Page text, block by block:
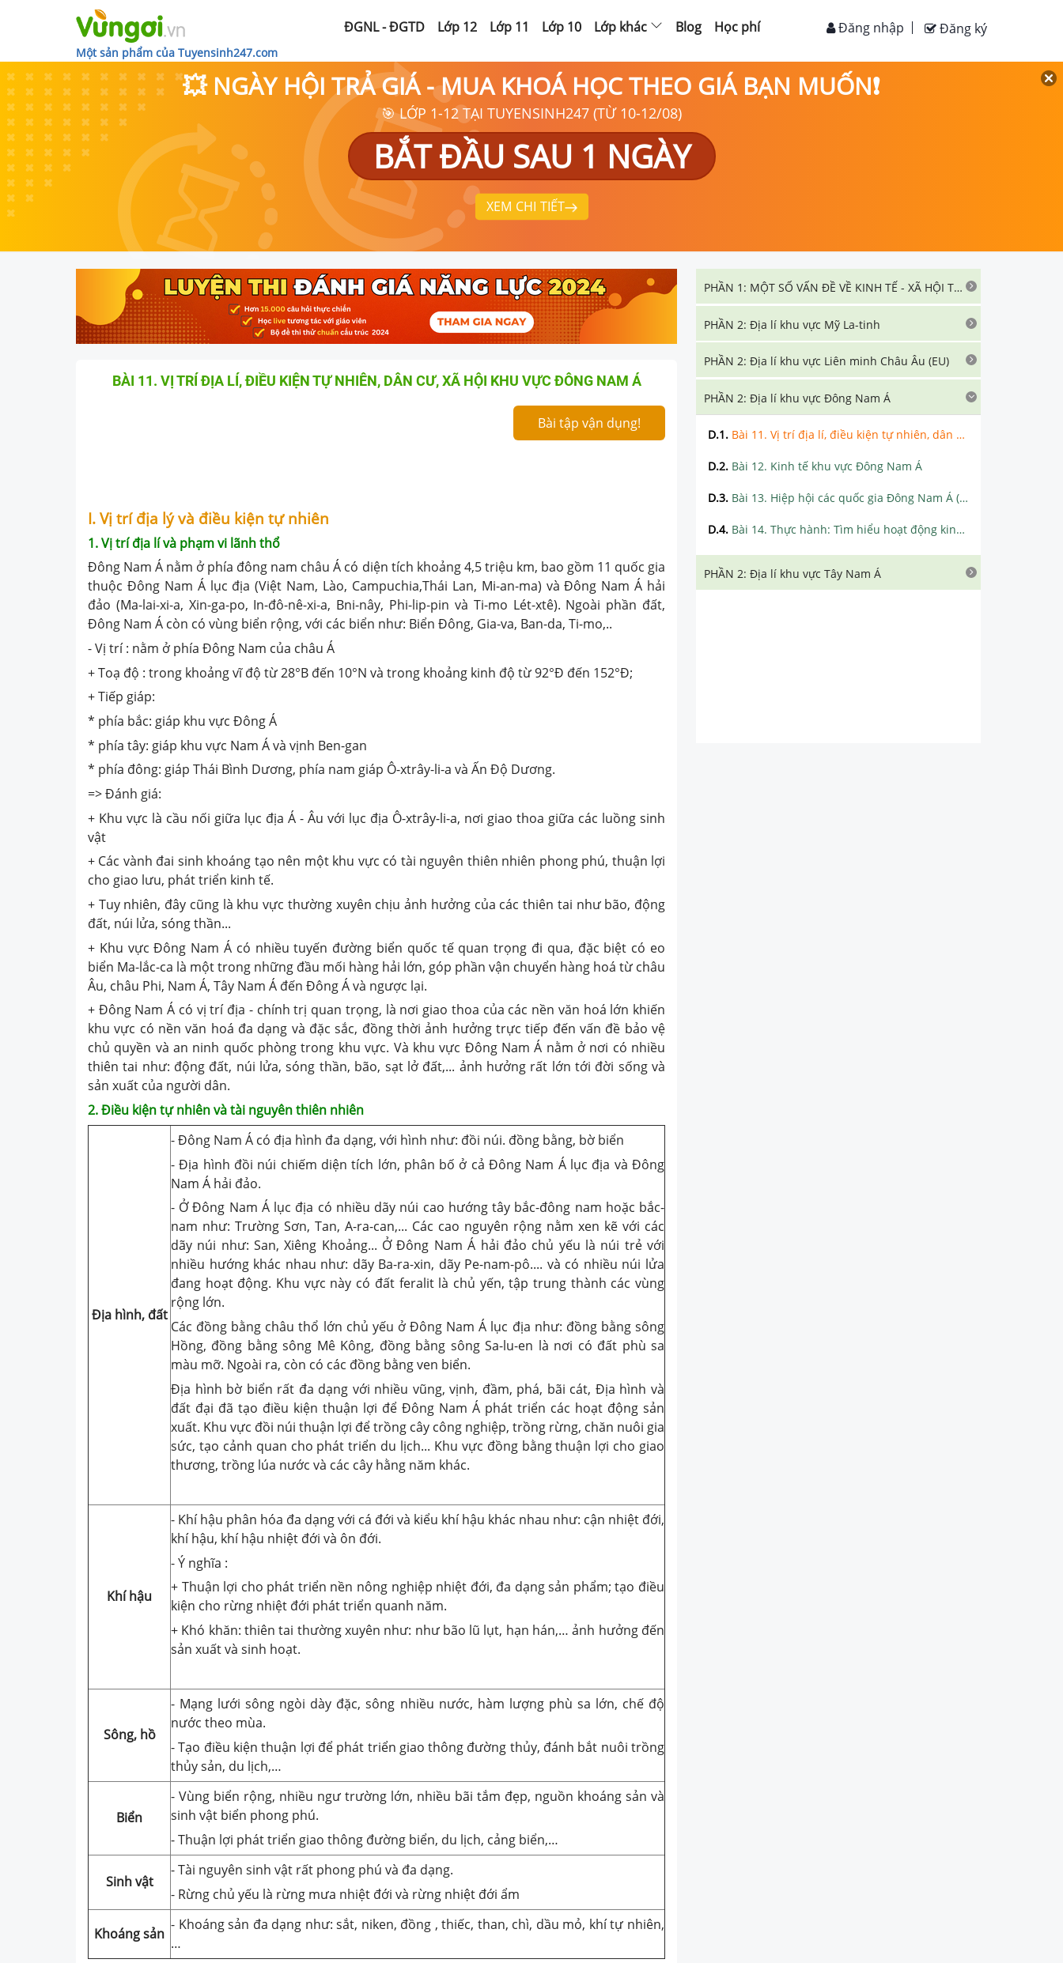
Một sản phẩm của Tuyensinh247.com
ĐGNL - ĐGTD Lớp 12 Lớp 11 Lớp 10 Lớp khác Blog Học phí Đăng ký
Đăng nhập
💥 NGÀY HỘI TRẢ GIÁ - MUA KHOÁ HỌC THEO GIÁ BẠN MUỐN❗
🎯 LỚP 1-12 TẠI TUYENSINH247 (TỪ 10-12/08)
BẮT ĐẦU SAU 1 NGÀY
XEM CHI TIẾT
BÀI 11. VỊ TRÍ ĐỊA LÍ, ĐIỀU KIỆN TỰ NHIÊN, DÂN CƯ, XÃ HỘI KHU VỰC ĐÔNG NAM Á
Bài tập vận dụng!
I. Vị trí địa lý và điều kiện tự nhiên
1. Vị trí địa lí và phạm vi lãnh thổ
Đông Nam Á nằm ở phía đông nam châu Á có diện tích khoảng 4,5 triệu km, bao gồm 11 quốc gia
thuộc Đông Nam Á lục địa (Việt Nam, Lào, Campuchia,Thái Lan, Mi-an-ma) và Đông Nam Á hải
đảo (Ma-lai-xi-a, Xin-ga-po, In-đô-nê-xi-a, Bni-nây, Phi-lip-pin và Ti-mo Lét-xtê). Ngoài phần đất,
Đông Nam Á còn có vùng biển rộng, với các biển như: Biển Đông, Gia-va, Ban-da, Ti-mo,..
- Vị trí : nằm ở phía Đông Nam của châu Á
+ Toạ độ : trong khoảng vĩ độ từ 28°B đến 10°N và trong khoảng kinh độ từ 92°Ð đến 152°Đ;
+ Tiếp giáp:
* phía bắc: giáp khu vực Đông Á
* phía tây: giáp khu vực Nam Á và vịnh Ben-gan
* phía đông: giáp Thái Bình Dương, phía nam giáp Ô-xtrây-li-a và Ấn Độ Dương.
=> Đánh giá:
+ Khu vực là cầu nối giữa lục địa Á - Âu với lục địa Ô-xtrây-li-a, nơi giao thoa giữa các luồng sinh
vật
+ Các vành đai sinh khoáng tạo nên một khu vực có tài nguyên thiên nhiên phong phú, thuận lợi
cho giao lưu, phát triển kinh tế.
+ Tuy nhiên, đây cũng là khu vực thường xuyên chịu ảnh hưởng của các thiên tai như bão, động
đất, núi lửa, sóng thần...
+ Khu vực Đông Nam Á có nhiều tuyến đường biển quốc tế quan trọng đi qua, đặc biệt có eo
biển Ma-lắc-ca là một trong những đầu mối hàng hải lớn, góp phần vận chuyển hàng hoá từ châu
Âu, châu Phi, Nam Á, Tây Nam Á đến Đông Á và ngược lại.
+ Đông Nam Á có vị trí địa - chính trị quan trọng, là nơi giao thoa của các nền văn hoá lớn khiến
khu vực có nền văn hoá đa dạng và đặc sắc, đồng thời ảnh hưởng trực tiếp đến vấn đề bảo vệ
chủ quyền và an ninh quốc phòng trong khu vực. Và khu vực Đông Nam Á nằm ở nơi có nhiều
thiên tai như: động đất, núi lửa, sóng thần, bão, sạt lở đất,... ảnh hưởng rất lớn tới đời sống và
sản xuất của người dân.
2. Điều kiện tự nhiên và tài nguyên thiên nhiên
Địa hình, đất
- Đông Nam Á có địa hình đa dạng, với hình như: đồi núi. đồng bằng, bờ biển
- Địa hình đồi núi chiếm diện tích lớn, phân bố ở cả Đông Nam Á lục địa và Đông
Nam Á hải đảo.
- Ở Đông Nam Á lục địa có nhiều dãy núi cao hướng tây bắc-đông nam hoặc bắc-
nam như: Trường Sơn, Tan, A-ra-can,... Các cao nguyên rộng nằm xen kẽ với các
dãy núi như: San, Xiêng Khoảng... Ở Đông Nam Á hải đảo chủ yếu là núi trẻ với
nhiều hướng khác nhau như: dãy Ba-ra-xin, dãy Pe-nam-pô.... và có nhiều núi lửa
đang hoạt động. Khu vực này có đất feralit là chủ yến, tập trung thành các vùng
rộng lớn.
Các đồng bằng châu thổ lớn chủ yếu ở Đông Nam Á lục địa như: đồng bằng sông
Hồng, đồng bằng sông Mê Kông, đồng bằng sông Sa-lu-en là nơi có đất phù sa
màu mỡ. Ngoài ra, còn có các đồng bằng ven biển.
Địa hình bờ biển rất đa dạng với nhiều vũng, vịnh, đầm, phá, bãi cát, Địa hình và
đất đại đã tạo điều kiện thuận lợi để Đông Nam Á phát triển các hoạt động sản
xuất. Khu vực đồi núi thuận lợi để trồng cây công nghiệp, trồng rừng, chăn nuôi gia
sức, tạo cảnh quan cho phát triển du lịch... Khu vực đồng bằng thuận lợi cho giao
thương, trồng lúa nước và các cây hằng năm khác.
Khí hậu
- Khí hậu phân hóa đa dạng với cá đới và kiểu khí hậu khác nhau như: cận nhiệt đới,
khí hậu, khí hậu nhiệt đới và ôn đới.
- Ý nghĩa :
+ Thuận lợi cho phát triển nền nông nghiệp nhiệt đới, đa dạng sản phẩm; tạo điều
kiện cho rừng nhiệt đới phát triển quanh năm.
+ Khó khăn: thiên tai thường xuyên như: như bão lũ lụt, hạn hán,… ảnh hưởng đến
sản xuất và sinh hoạt.
Sông, hồ
- Mạng lưới sông ngòi dày đặc, sông nhiều nước, hàm lượng phù sa lớn, chế độ
nước theo mùa.
- Tạo điều kiện thuận lợi để phát triển giao thông đường thủy, đánh bắt nuôi trồng
thủy sản, du lịch,…
Biển
- Vùng biển rộng, nhiều ngư trường lớn, nhiều bãi tắm đẹp, nguồn khoáng sản và
sinh vật biển phong phú.
- Thuận lợi phát triển giao thông đường biển, du lịch, cảng biển,…
Sinh vật
- Tài nguyên sinh vật rất phong phú và đa dạng.
- Rừng chủ yếu là rừng mưa nhiệt đới và rừng nhiệt đới ẩm
Khoáng sản
- Khoáng sản đa dạng như: sắt, niken, đồng , thiếc, than, chì, dầu mỏ, khí tự nhiên,
…
PHẦN 1: MỘT SỐ VẤN ĐỀ VỀ KINH TẾ - XÃ HỘI THẾ GIỚI
PHẦN 2: Địa lí khu vực Mỹ La-tinh
PHẦN 2: Địa lí khu vực Liên minh Châu Âu (EU)
PHẦN 2: Địa lí khu vực Đông Nam Á
D.1. Bài 11. Vị trí địa lí, điều kiện tự nhiên, dân cư, xã hội khu vực Đông Nam Á
D.2. Bài 12. Kinh tế khu vực Đông Nam Á
D.3. Bài 13. Hiệp hội các quốc gia Đông Nam Á (ASEAN)
D.4. Bài 14. Thực hành: Tìm hiểu hoạt động kinh tế đối ngoại Đông Nam Á
PHẦN 2: Địa lí khu vực Tây Nam Á